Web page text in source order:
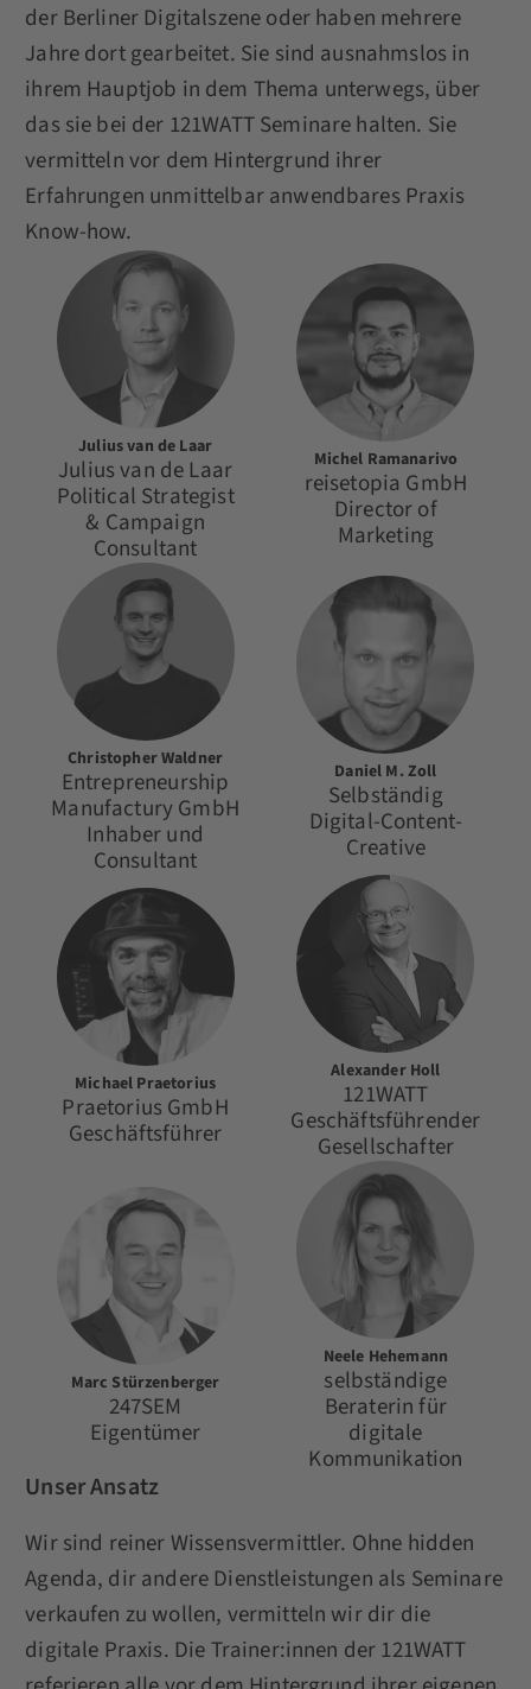
der Berliner Digitalszene oder haben mehrere
Jahre dort gearbeitet. Sie sind ausnahmslos in
ihrem Hauptjob in dem Thema unterwegs, über
das sie bei der 121WATT Seminare halten. Sie
vermitteln vor dem Hintergrund ihrer
Erfahrungen unmittelbar anwendbares Praxis
Know-how.
Julius van de Laar
Julius van de Laar
Political Strategist
& Campaign
Consultant
Michel Ramanarivo
reisetopia GmbH
Director of
Marketing
Christopher Waldner
Entrepreneurship
Manufactury GmbH
Inhaber und
Consultant
Daniel M. Zoll
Selbständig
Digital-Content-
Creative
Michael Praetorius
Praetorius GmbH
Geschäftsführer
Alexander Holl
121WATT
Geschäftsführender
Gesellschafter
Marc Stürzenberger
247SEM
Eigentümer
Neele Hehemann
selbständige
Beraterin für
digitale
Kommunikation
Unser Ansatz
Wir sind reiner Wissensvermittler. Ohne hidden
Agenda, dir andere Dienstleistungen als Seminare
verkaufen zu wollen, vermitteln wir dir die
digitale Praxis. Die Trainer:innen der 121WATT